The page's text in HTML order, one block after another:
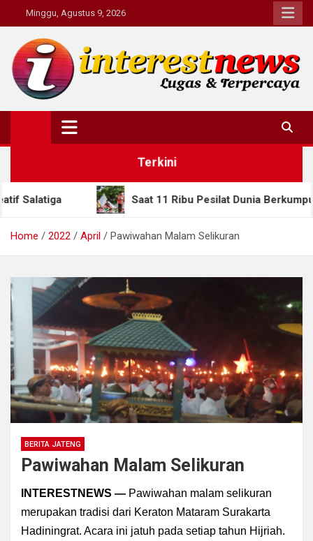
to
content
Minggu, Agustus 9, 2026
Interestnews.or.id
Terkini
Saat 11 Ribu Pesilat Dunia Berkumpul di Semarang,
Home 2022 April Pawiwahan Malam Selikuran
BERITA JATENG
Pawiwahan Malam Selikuran
INTERESTNEWS — Pawiwahan malam selikuran
merupakan tradisi dari Keraton Mataram Surakarta
Hadiningrat. Acara ini jatuh pada setiap tahun Hijriah.